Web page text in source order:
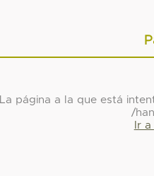
La página a la que está
/
Ir